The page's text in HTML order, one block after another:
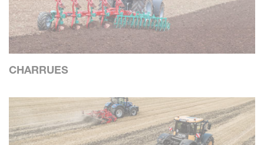
CHARRUES